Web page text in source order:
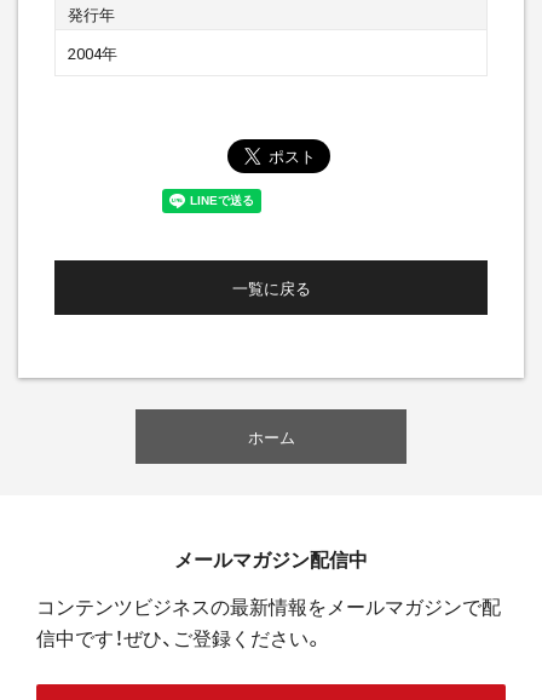
発行年
2004年
一覧に戻る
ホーム
メールマガジン配信中
コンテンツビジネスの最新情報をメールマガジンで配
信中です！ぜひ、ご登録ください。